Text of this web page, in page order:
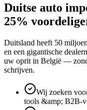
Duitse auto
25%
Duitsland heeft 50
en een gigantische
uw oprit in België —
schrijven.
Wij zoeken
tools &amp; B2B-